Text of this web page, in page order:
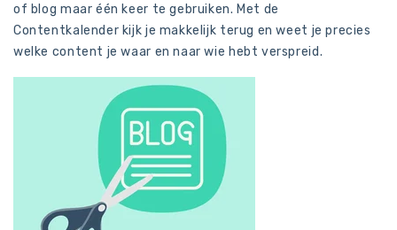
of blog maar één keer te gebruiken. Met de
Contentkalender kijk je makkelijk terug en weet je precies
welke content je waar en naar wie hebt verspreid.